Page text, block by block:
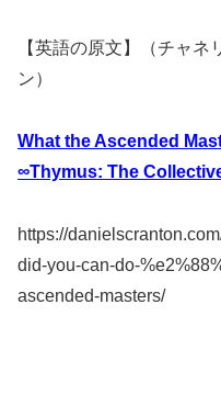
【英語の原文】（チャネ
ン）
What the Ascended
∞Thymus: The
https://
did-you-can-do-
ascended-masters/